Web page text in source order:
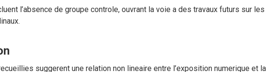
l’absence de groupe controle, ouvrant la voie a des travaux futurs sur les
suggerent une relation non lineaire entre l’exposition numerique et la